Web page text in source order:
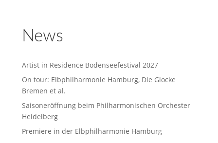
News
Artist in Residence Bodenseefestival 2027
On tour: Elbphilharmonie Hamburg, Die Glocke
Bremen et al.
Saisoneröffnung beim Philharmonischen Orchester
Heidelberg
Premiere in der Elbphilharmonie Hamburg